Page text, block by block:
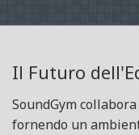
Il Futuro
SoundGym
fornendo un